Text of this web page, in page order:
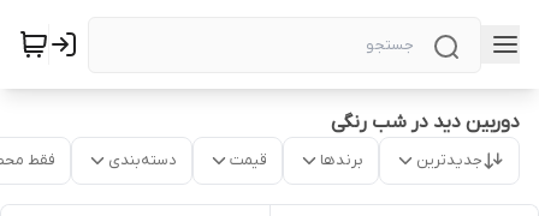
دوربین دید در شب رنگی
جدیدترین برندها قیمت دسته‌بندی فقط